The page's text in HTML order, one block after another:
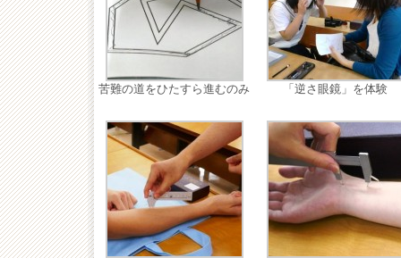
苦難の道をひたすら進むのみ 「逆さ眼鏡」を体験